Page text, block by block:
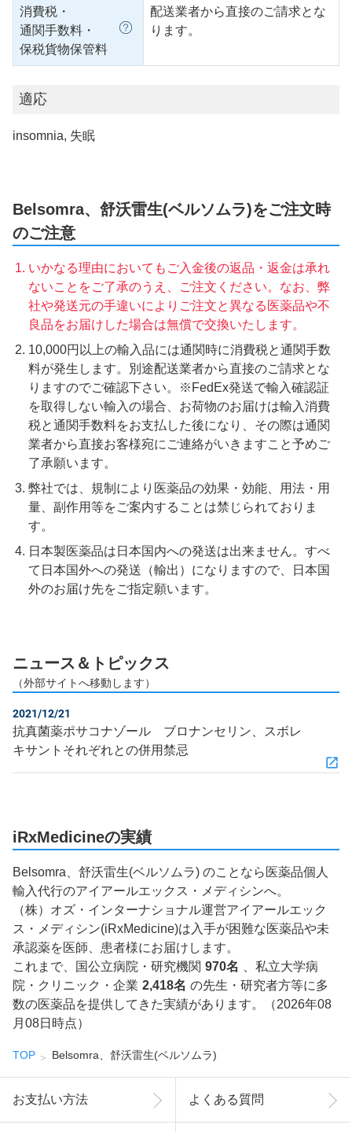
消費税・
通関手数料・
保税貨物保管料
配送業者から直接のご請求とな
ります。
適応
insomnia, 失眠
Belsomra、舒沃雷生(ベルソムラ)をご注文時
のご注意
いかなる理由においてもご入金後の返品・返金は承れ
ないことをご了承のうえ、ご注文ください。なお、弊
社や発送元の手違いによりご注文と異なる医薬品や不
良品をお届けした場合は無償で交換いたします。
10,000円以上の輸入品には通関時に消費税と通関手数
料が発生します。別途配送業者から直接のご請求とな
りますのでご確認下さい。※FedEx発送で輸入確認証
を取得しない輸入の場合、お荷物のお届けは輸入消費
税と通関手数料をお支払した後になり、その際は通関
業者から直接お客様宛にご連絡がいきますこと予めご
了承願います。
弊社では、規制により医薬品の効果・効能、用法・用
量、副作用等をご案内することは禁じられておりま
す。
日本製医薬品は日本国内への発送は出来ません。すべ
て日本国外への発送（輸出）になりますので、日本国
外のお届け先をご指定願います。
ニュース＆トピックス
（外部サイトへ移動します）
2021/12/21
抗真菌薬ポサコナゾール ブロナンセリン、スボレ
キサントそれぞれとの併用禁忌
iRxMedicineの実績
Belsomra、舒沃雷生(ベルソムラ) のことなら医薬品個人
輸入代行のアイアールエックス・メディシンへ。
（株）オズ・インターナショナル運営アイアールエック
ス・メディシン(iRxMedicine)は入手が困難な医薬品や未
承認薬を医師、患者様にお届けします。
これまで、国公立病院・研究機関 970名
、私立大学病
院・クリニック・企業 2,418名 の先生・研究者方等に多
数の医薬品を提供してきた実績があります。（2026年08
月08日時点）
TOP Belsomra、舒沃雷生(ベルソムラ)
お支払い方法 よくある質問